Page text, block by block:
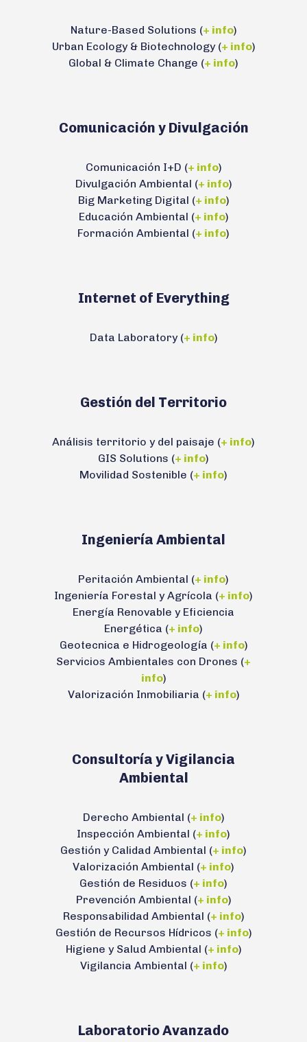
Nature-Based Solutions (+ info)
Urban Ecology & Biotechnology (+ info)
Global & Climate Change (+ info)
Comunicación y Divulgación
Comunicación I+D (+ info)
Divulgación Ambiental (+ info)
Big Marketing Digital (+ info)
Educación Ambiental (+ info)
Formación Ambiental (+ info)
Internet of Everything
Data Laboratory (+ info)
Gestión del Territorio
Análisis territorio y del paisaje (+ info)
GIS Solutions (+ info)
Movilidad Sostenible (+ info)
Ingeniería Ambiental
Peritación Ambiental (+ info)
Ingeniería Forestal y Agrícola (+ info)
Energía Renovable y Eficiencia
Energética (+ info)
Geotecnica e Hidrogeología (+ info)
Servicios Ambientales con Drones (+
info)
Valorización Inmobiliaria (+ info)
Consultoría y Vigilancia
Ambiental
Derecho Ambiental (+ info)
Inspección Ambiental (+ info)
Gestión y Calidad Ambiental (+ info)
Valorización Ambiental (+ info)
Gestión de Residuos (+ info)
Prevención Ambiental (+ info)
Responsabilidad Ambiental (+ info)
Gestión de Recursos Hídricos (+ info)
Higiene y Salud Ambiental (+ info)
Vigilancia Ambiental (+ info)
Laboratorio Avanzado